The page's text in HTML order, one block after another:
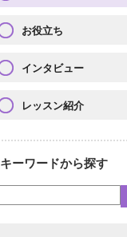
お役立ち
インタビュー
レッスン紹介
キーワードから探す